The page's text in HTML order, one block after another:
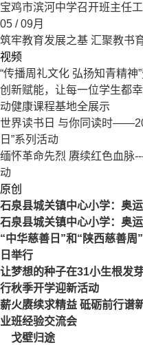
宝鸡市滨河中学召开班主任
05 / 09月
筑牢教育发展之基 汇聚教书
视频
“传播周礼文化 弘扬知青精
创新赋能，让每一位学生都
动健康课程基地全展示
世界读书日 与你同读时
日”系列活动
缅怀革命先烈 赓续红色血脉
动
原创
石泉县城关镇中心小学：奥
石泉县城关镇中心小学：奥
“中华慈善日”和“陕西慈善
日举行
让梦想的种子在31小生根发
行秋季开学迎新活动
薪火赓续求精益 砥砺前行
业班经验交流会
戈壁归途